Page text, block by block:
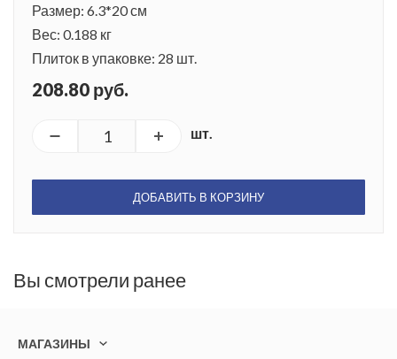
Размер: 6.3*20 см
Вес: 0.188 кг
Плиток в упаковке: 28 шт.
208.80 руб.
шт.
ДОБАВИТЬ В КОРЗИНУ
Вы смотрели ранее
МАГАЗИНЫ